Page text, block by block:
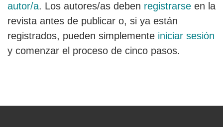
autor/a. Los autores/as deben registrarse en la
revista antes de publicar o, si ya están
registrados, pueden simplemente iniciar sesión
y comenzar el proceso de cinco pasos.